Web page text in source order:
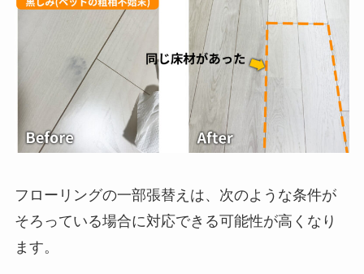
フローリングの一部張替えは、次のような条件が
そろっている場合に対応できる可能性が高くなり
ます。